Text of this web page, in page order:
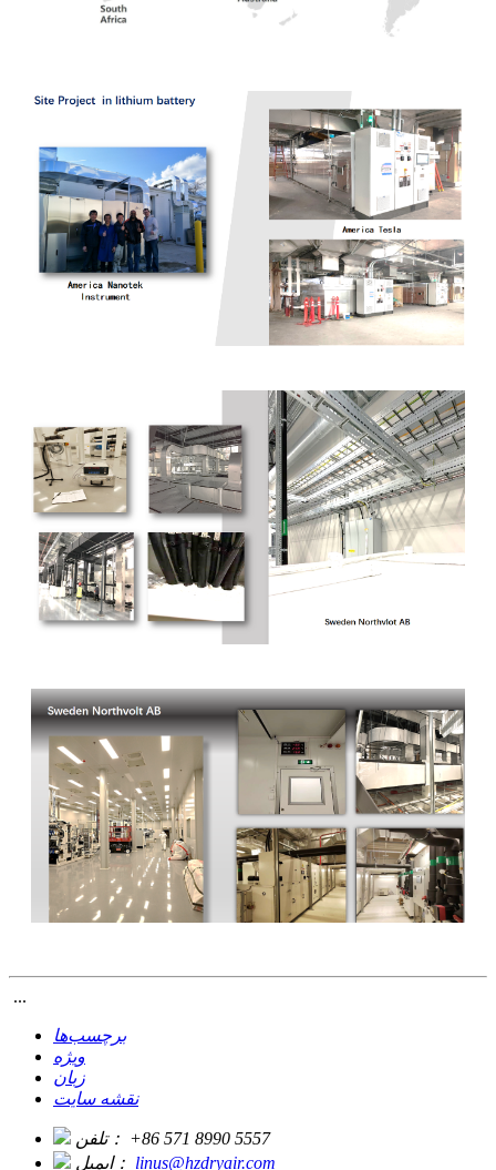
‎‏‎ ...
برچسب‌ها
ویژه
زبان
نقشه سایت
تلفن： ‎+86 571 8990 5557‎
ایمیل： linus@hzdryair.com